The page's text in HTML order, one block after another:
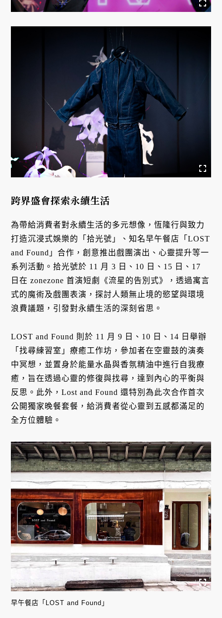
跨界盛會探索永續生活
為帶給消費者對永續生活的多元想像，恆隆行與致力
打造沉浸式娛樂的「拾光號」、知名早午餐店「LOST
and Found」合作，創意推出戲團演出、心靈提升等一
系列活動。拾光號於 11 月 3 日、10 日、15 日、17
日在 zonezone 首演短劇《流星的告別式》，透過寓言
式的魔術及戲團表演，探討人類無止境的慾望與環境
浪費議題，引發對永續生活的深刻省思。
LOST and Found 則於 11 月 9 日、10 日、14 日舉辦
「找尋練習室」療癒工作坊，參加者在空靈鼓的演奏
中冥想，並置身於能量水晶與香氛精油中進行自我療
癒，旨在透過心靈的修復與找尋，達到內心的平衡與
反思。此外，Lost and Found 還特別為此次合作首次
公開獨家晚餐套餐，給消費者從心靈到五感都滿足的
全方位體驗。
早午餐店「LOST and Found」